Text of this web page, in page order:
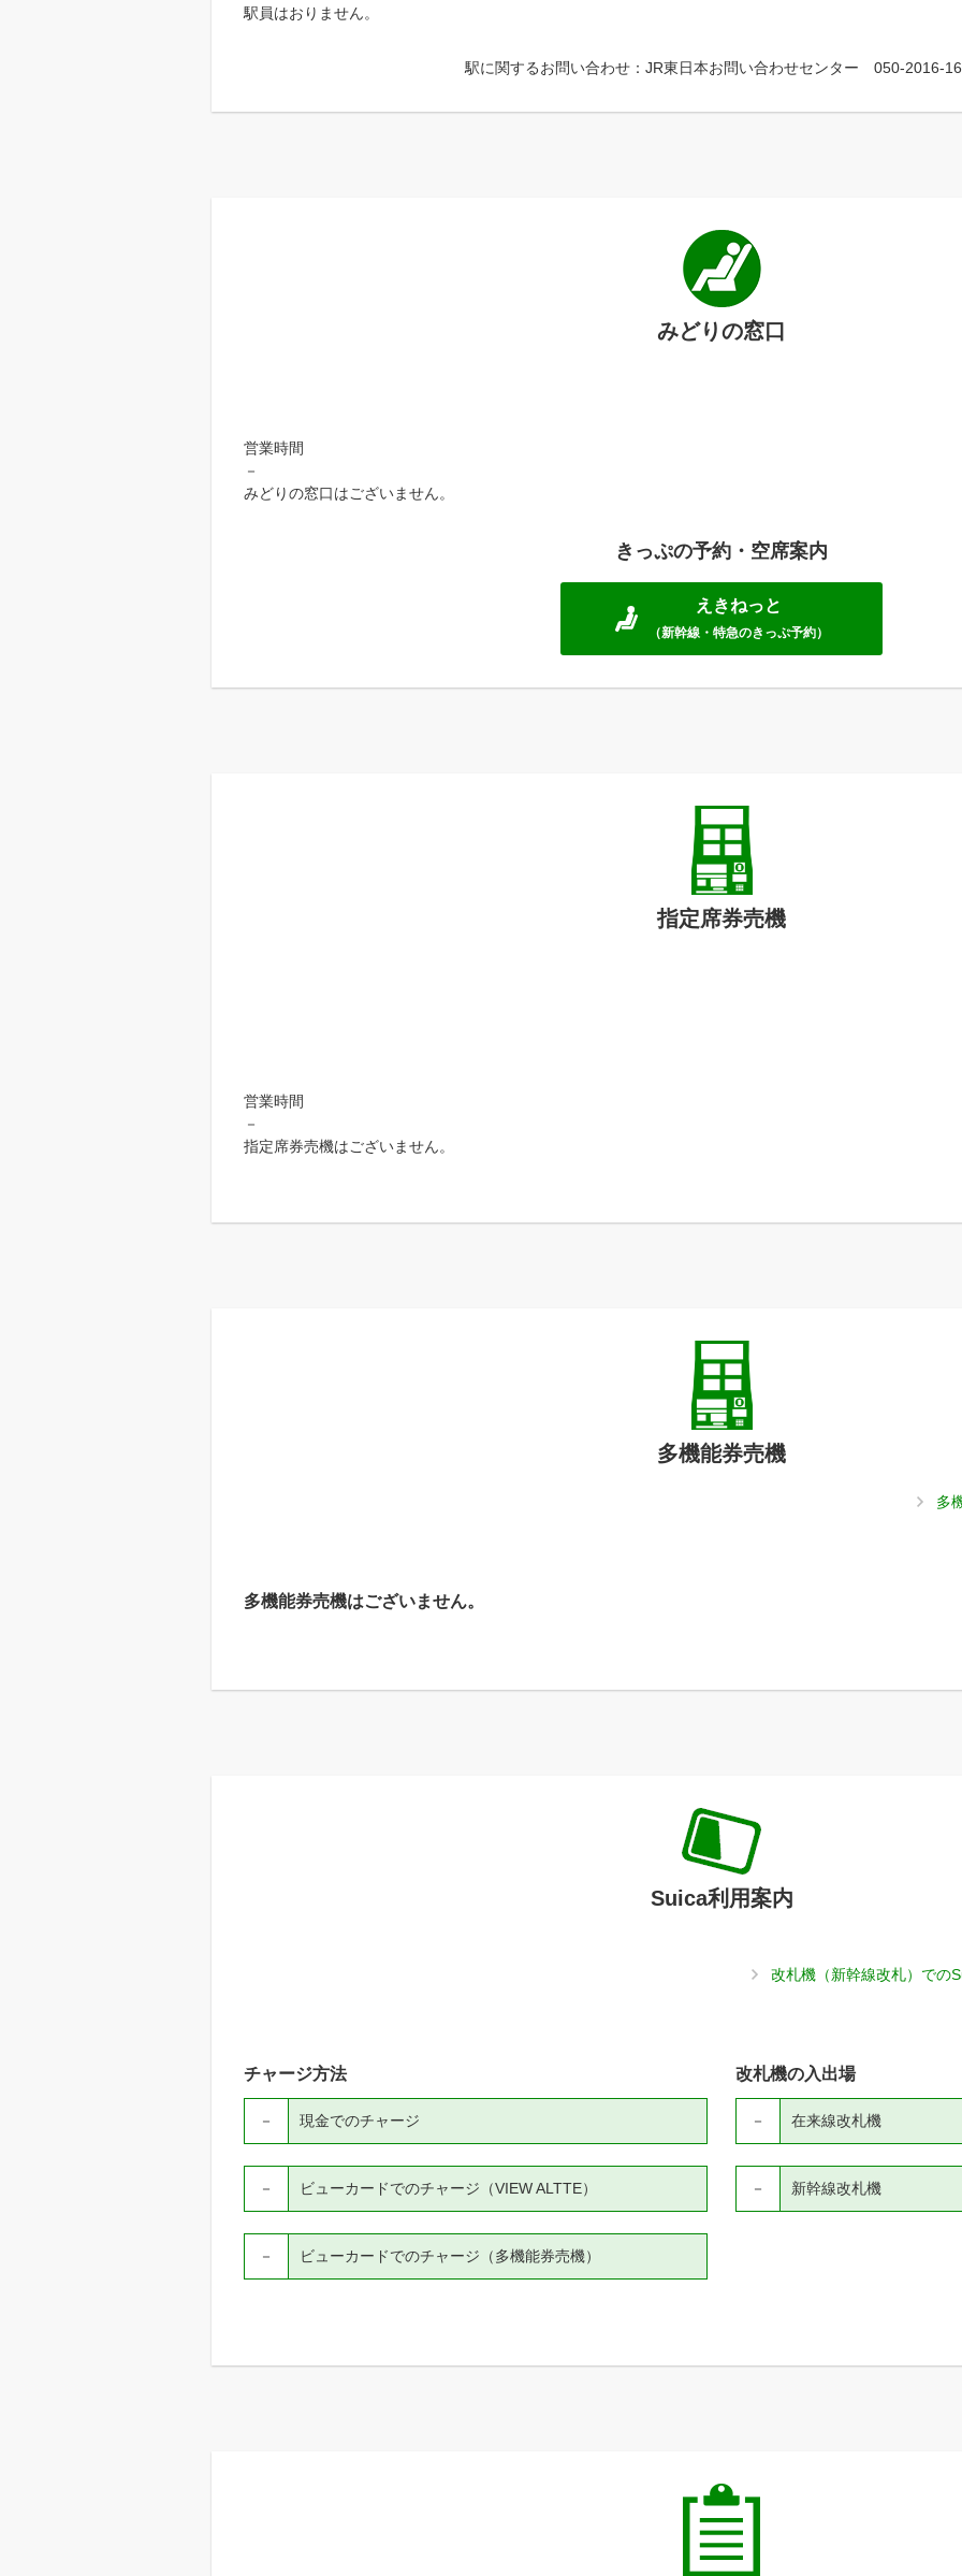
駅員はおりません。
駅に関するお問い合わせ：JR東日本お問い合わせセンター 050-2016-
みどりの窓口
営業時間
－
みどりの窓口はございません。
きっぷの予約・空席案内
えきねっと
（新幹線・特急のきっぷ予約）
指定席券売機
営業時間
－
指定席券売機はございません。
多機能券売機
多
多機能券売機はございません。
Suica利用案内
改札機（新幹線改札）での
チャージ方法
現金でのチャージ
－
ビューカードでのチャージ（VIEW ALTTE）
－
ビューカードでのチャージ（多機能券売機）
－
改札機の入出場
在来線改札機
－
新幹線改札機
－